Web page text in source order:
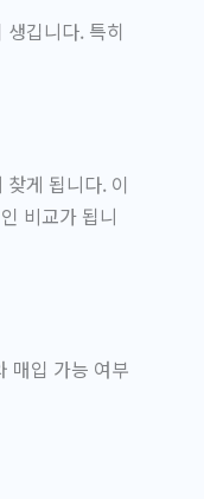
깁니다. 특히
게 됩니다. 이
비교가 됩니
매입 가능 여부